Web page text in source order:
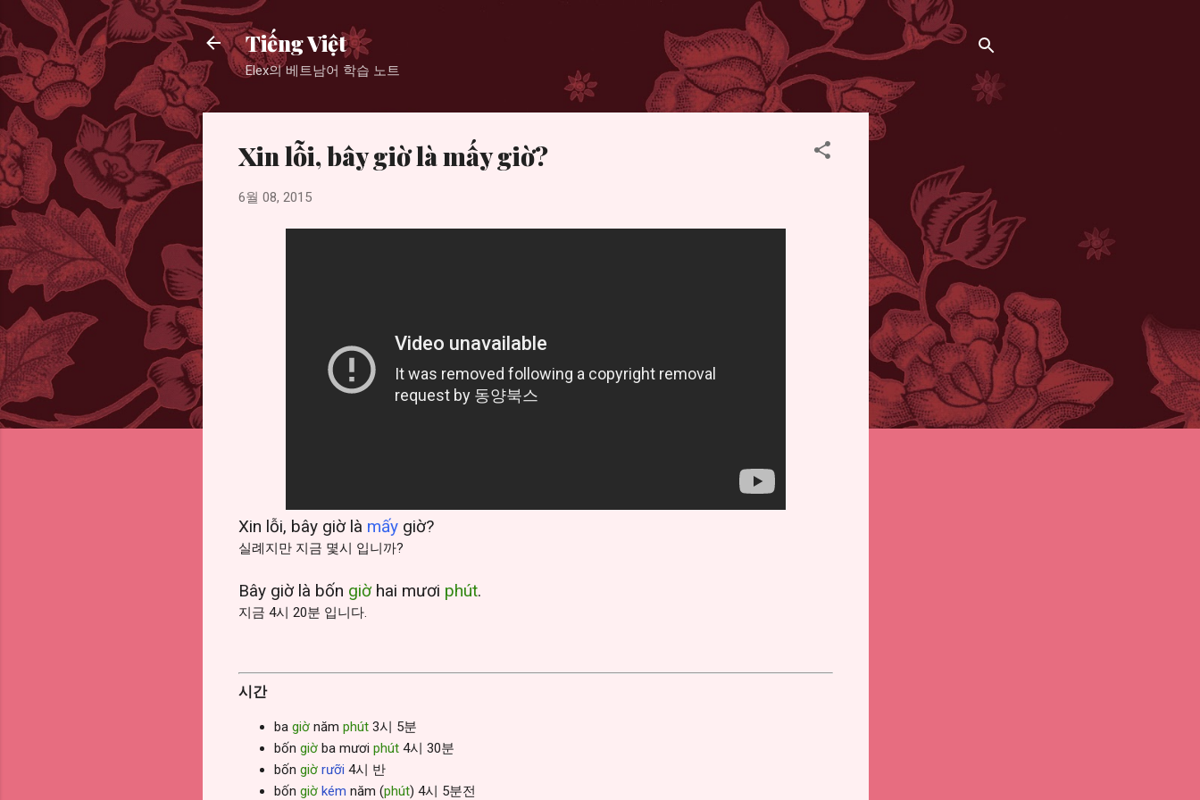
Tiếng Việt
Elex의 베트남어 학습 노트
Xin lỗi, bây giờ là mấy giờ?
6월 08, 2015
Xin lỗi, bây giờ là mấy giờ?
실례지만 지금 몇시 입니까?
Bây giờ là bốn giờhai mươi phút.
지금 4시 20분 입니다.
시간
ba giờ năm phút 3시 5분
bốn giờ ba mươi phút 4시 30분
bốn giờ rưỡi 4시 반
bốn giờ kém năm (phút) 4시 5분전